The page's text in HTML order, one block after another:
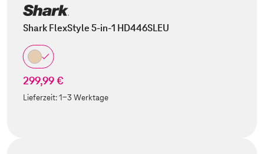
Shark FlexStyle 5-in-1 HD446SLEU
299,99 €
Lieferzeit:1-3 Werktage